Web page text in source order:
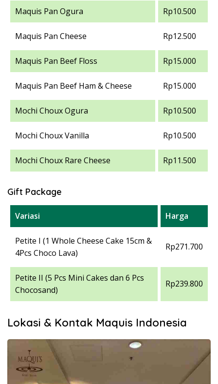
Maquis Pan Ogura Rp10.500
Maquis Pan Cheese Rp12.500
Maquis Pan Beef Floss Rp15.000
Maquis Pan Beef Ham & Cheese Rp15.000
Mochi Choux Ogura Rp10.500
Mochi Choux Vanilla Rp10.500
Mochi Choux Rare Cheese Rp11.500
Gift Package
Variasi Harga
Petite I (1 Whole Cheese Cake 15cm &
4Pcs Choco Lava)
Rp271.700
Petite II (5 Pcs Mini Cakes dan 6 Pcs
Chocosand)
Rp239.800
Lokasi & Kontak Maquis Indonesia